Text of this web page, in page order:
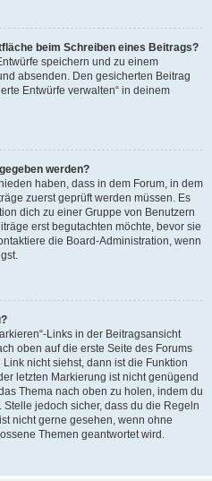
beim Schreiben eines Beitrags?
speichern und zu einem
absenden. Den gesicherten Beitrag
Entwürfe verwalten“ in deinem
werden?
haben, dass in dem Forum, in dem
zuerst geprüft werden müssen. Es
dich zu einer Gruppe von Benutzern
erst begutachten möchte, bevor sie
die Board-Administration, wenn
Links in der Beitragsansicht
oben auf die erste Seite des Forums
nicht siehst, dann ist die Funktion
letzten Markierung ist nicht genügend
Thema nach oben zu holen, indem du
jedoch sicher, dass du die Regeln
nicht gerne gesehen, wenn ohne
Themen geantwortet wird.